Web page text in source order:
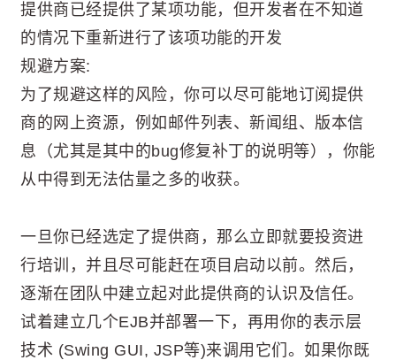
提供商已经提供了某项功能，但开发者在不知道
的情况下重新进行了该项功能的开发
规避方案:
为了规避这样的风险，你可以尽可能地订阅提供
商的网上资源，例如邮件列表、新闻组、版本信
息（尤其是其中的bug修复补丁的说明等），你能
从中得到无法估量之多的收获。
一旦你已经选定了提供商，那么立即就要投资进
行培训，并且尽可能赶在项目启动以前。然后，
逐渐在团队中建立起对此提供商的认识及信任。
试着建立几个EJB并部署一下，再用你的表示层
技术 (Swing GUI, JSP等)来调用它们。如果你既